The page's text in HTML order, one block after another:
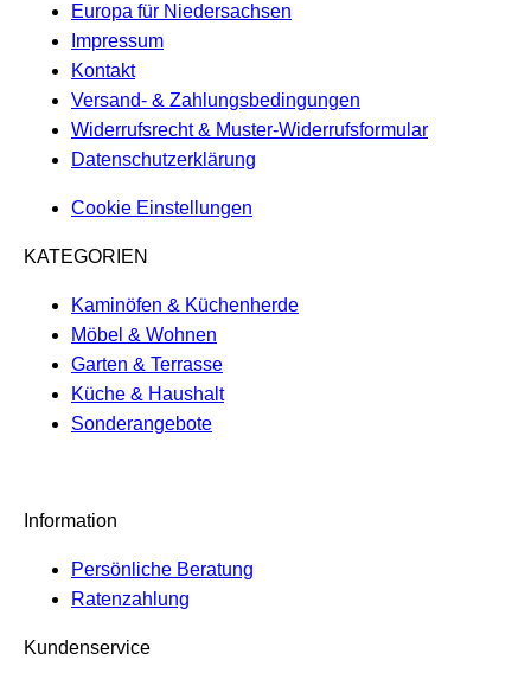
Europa für Niedersachsen
Impressum
Kontakt
Versand- & Zahlungsbedingungen
Widerrufsrecht & Muster-Widerrufsformular
Datenschutzerklärung
Cookie Einstellungen
KATEGORIEN
Kaminöfen & Küchenherde
Möbel & Wohnen
Garten & Terrasse
Küche & Haushalt
Sonderangebote
Information
Persönliche Beratung
Ratenzahlung
Kundenservice